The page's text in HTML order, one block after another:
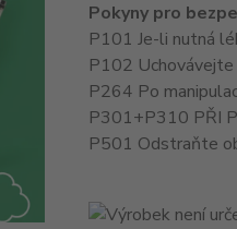
Pokyny pro
P101 Je-li nutná
P102
P264 Po
P301+P310 PŘI
P501 Odstraňte